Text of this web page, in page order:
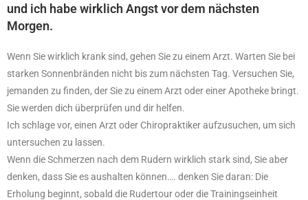
und ich habe wirklich Angst vor dem nächsten
Morgen.
Wenn Sie wirklich krank sind, gehen Sie zu einem Arzt. Warten Sie bei
starken Sonnenbränden nicht bis zum nächsten Tag. Versuchen Sie,
jemanden zu finden, der Sie zu einem Arzt oder einer Apotheke bringt.
Sie werden dich überprüfen und dir helfen.
Ich schlage vor, einen Arzt oder Chiropraktiker aufzusuchen, um sich
untersuchen zu lassen.
Wenn die Schmerzen nach dem Rudern wirklich stark sind, Sie aber
denken, dass Sie es aushalten können…. denken Sie daran: Die
Erholung beginnt, sobald die Rudertour oder die Trainingseinheit